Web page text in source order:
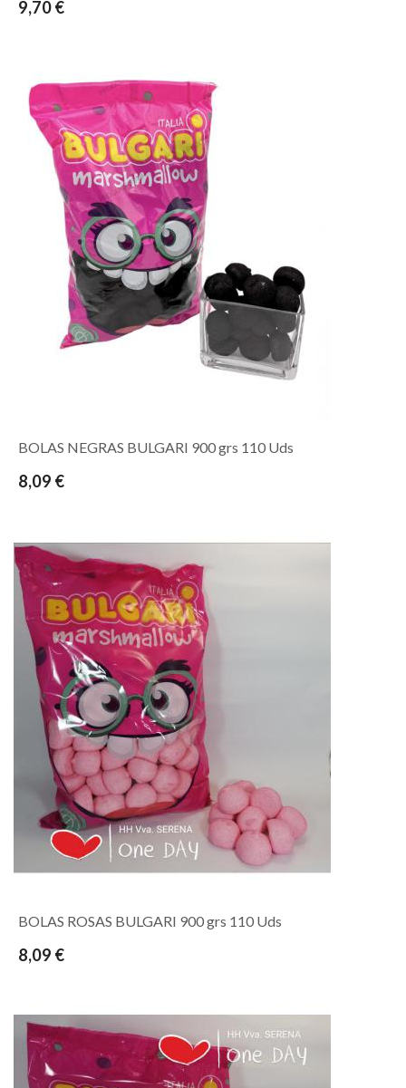
9,70 €
BOLAS NEGRAS BULGARI 900 grs 110 Uds
8,09 €
BOLAS ROSAS BULGARI 900 grs 110 Uds
8,09 €